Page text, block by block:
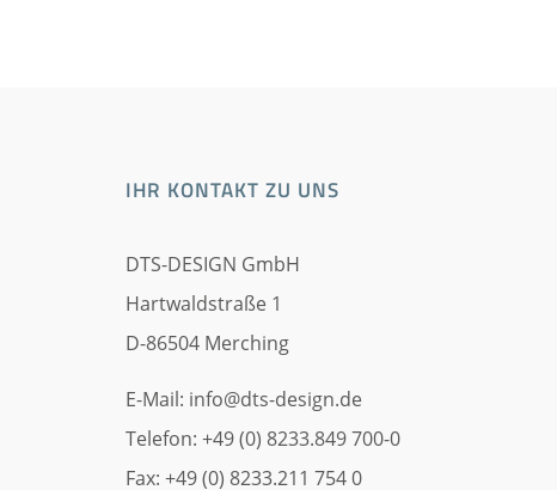
IHR KONTAKT ZU UNS
DTS-DESIGN GmbH
Hartwaldstraße 1
D-86504 Merching
E-Mail: info@dts-design.de
Telefon: +49 (0) 8233.849 700-0
Fax: +49 (0) 8233.211 754 0